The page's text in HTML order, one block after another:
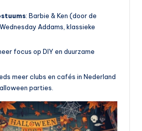
: Barbie & Ken (door de
Addams, klassieke
focus op DIY en duurzame
meer clubs en cafés in Nederland
parties.